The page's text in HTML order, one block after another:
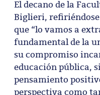
El decano de la
Biglieri, refiriéndose
que “lo vamos a
fundamental de la
su compromiso
educación pública,
pensamiento
perspectiva como